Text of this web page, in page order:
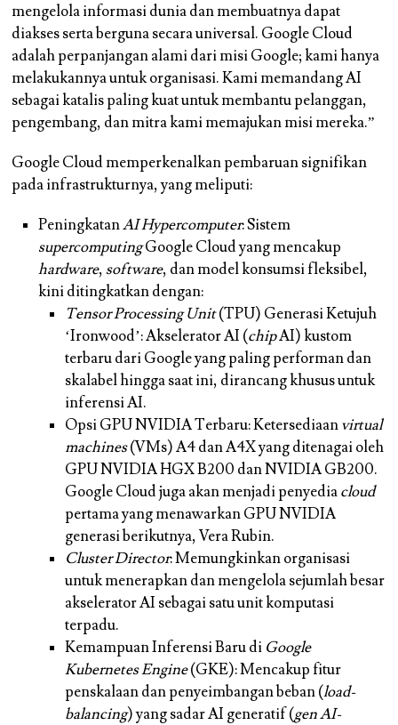
mengelola informasi dunia dan membuatnya dapat
diakses serta berguna secara universal. Google Cloud
adalah perpanjangan alami dari misi Google; kami hanya
melakukannya untuk organisasi. Kami memandang AI
sebagai katalis paling kuat untuk membantu pelanggan,
pengembang, dan mitra kami memajukan misi mereka.”
Google Cloud memperkenalkan pembaruan signifikan
pada infrastrukturnya, yang meliputi:
PeningkatanAI Hypercomputer:Sistem
supercomputingGoogle Cloud yang mencakup
hardware, software, dan model konsumsi fleksibel,
kini ditingkatkan dengan:
Tensor Processing Unit(TPU) Generasi Ketujuh
‘Ironwood’:Akselerator AI (chipAI) kustom
terbaru dari Google yang paling performan dan
skalabel hingga saat ini, dirancang khusus untuk
inferensi AI.
Opsi GPU NVIDIA Terbaru:Ketersediaanvirtual
machines(VMs) A4 dan A4X yang ditenagai oleh
GPU NVIDIA HGX B200 dan NVIDIA GB200.
Google Cloud juga akan menjadi penyediacloud
pertama yang menawarkan GPU NVIDIA
generasi berikutnya, Vera Rubin.
Cluster Director:Memungkinkan organisasi
untuk menerapkan dan mengelola sejumlah besar
akselerator AI sebagai satu unit komputasi
terpadu.
Kemampuan Inferensi Baru di Google
Kubernetes Engine(GKE):Mencakup fitur
penskalaan dan penyeimbangan beban (load-
balancing) yang sadar AI generatif (gen AI-